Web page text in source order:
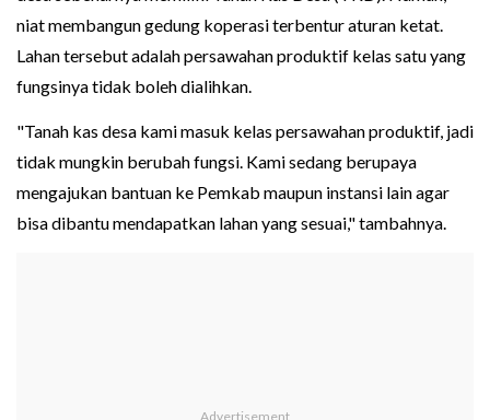
niat membangun gedung koperasi terbentur aturan ketat.
Lahan tersebut adalah persawahan produktif kelas satu yang
fungsinya tidak boleh dialihkan.
"Tanah kas desa kami masuk kelas persawahan produktif, jadi
tidak mungkin berubah fungsi. Kami sedang berupaya
mengajukan bantuan ke Pemkab maupun instansi lain agar
bisa dibantu mendapatkan lahan yang sesuai," tambahnya.